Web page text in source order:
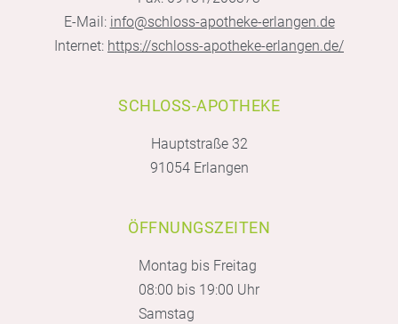
E-Mail: info@schloss-apotheke-erlangen.de
Internet: https://schloss-apotheke-erlangen.de/
SCHLOSS-APOTHEKE
Hauptstraße 32
91054 Erlangen
ÖFFNUNGSZEITEN
Montag bis Freitag
08:00 bis 19:00 Uhr
Samstag